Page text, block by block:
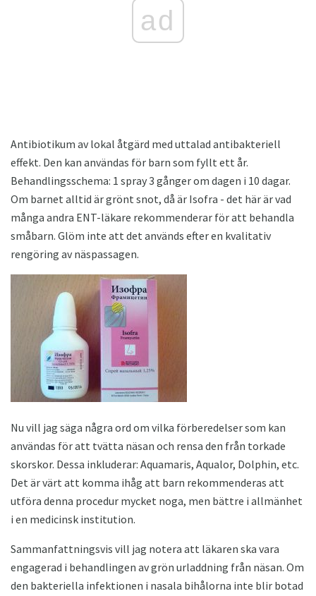
ad
Antibiotikum av lokal åtgärd med uttalad antibakteriell
effekt. Den kan användas för barn som fyllt ett år.
Behandlingsschema: 1 spray 3 gånger om dagen i 10 dagar.
Om barnet alltid är grönt snot, då är Isofra - det här är vad
många andra ENT-läkare rekommenderar för att behandla
småbarn. Glöm inte att det används efter en kvalitativ
rengöring av näspassagen.
Nu vill jag säga några ord om vilka förberedelser som kan
användas för att tvätta näsan och rensa den från torkade
skorskor. Dessa inkluderar: Aquamaris, Aqualor, Dolphin, etc.
Det är värt att komma ihåg att barn rekommenderas att
utföra denna procedur mycket noga, men bättre i allmänhet
i en medicinsk institution.
Sammanfattningsvis vill jag notera att läkaren ska vara
engagerad i behandlingen av grön urladdning från näsan. Om
den bakteriella infektionen i nasala bihålorna inte blir botad